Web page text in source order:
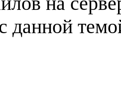
данной